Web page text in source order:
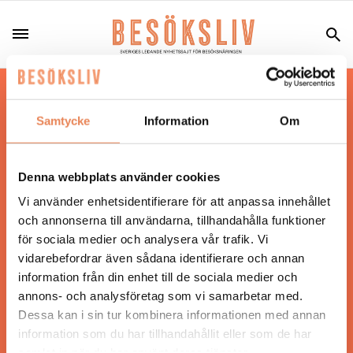
Samtycke Information Om
Denna webbplats använder cookies
Vi använder enhetsidentifierare för att anpassa innehållet
och annonserna till användarna, tillhandahålla funktioner
för sociala medier och analysera vår trafik. Vi
vidarebefordrar även sådana identifierare och annan
information från din enhet till de sociala medier och
annons- och analysföretag som vi samarbetar med.
Dessa kan i sin tur kombinera informationen med annan
information som du har tillhandahållit eller som de har
Hos oss läser du landets mest uppdaterade
nyheter och snackisar inom besöksnäringen.
Besöksliv i sin tryckta form är ett affärsmagasin
Tidningen ges ut avVisita
ANSVARIG UTGIVARE
Jonas Siljhammar
UPPHOVSRÄTT